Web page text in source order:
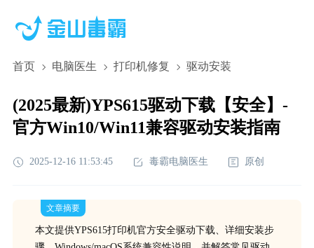
首页 电脑医生 打印机修复 驱动安装
(2025最新)YPS615驱动下载【安全】-
官方Win10/Win11兼容驱动安装指南
2025-12-16 11:53:45 毒霸电脑医生 原创
文章摘要
本文提供YPS615打印机官方安全驱动下载、详细安装步